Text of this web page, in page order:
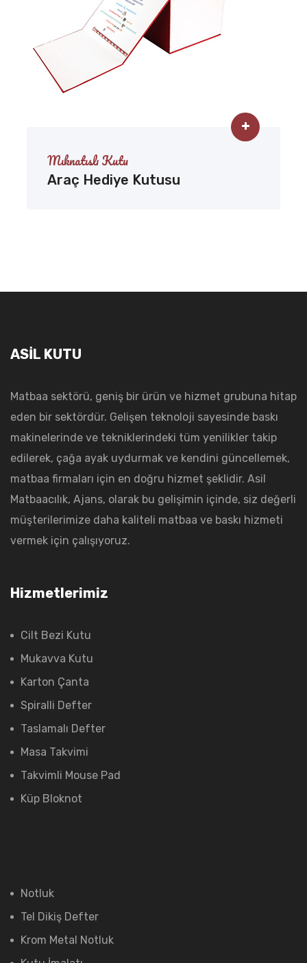
Mıknatıslı Kutu
Araç Hediye Kutusu
ASİL KUTU
Matbaa sektörü, geniş bir ürün ve hizmet grubuna hitap
eden bir sektördür. Gelişen teknoloji sayesinde baskı
makinelerinde ve tekniklerindeki tüm yenilikler takip
edilerek, çağa ayak uydurmak ve kendini güncellemek,
matbaa firmaları için en doğru hizmet şeklidir. Asil
Matbaacılık, Ajans, olarak bu gelişimin içinde, siz değerli
müşterilerimize daha kaliteli matbaa ve baskı hizmeti
vermek için çalışıyoruz.
Hizmetlerimiz
Cilt Bezi Kutu
Mukavva Kutu
Karton Çanta
Spiralli Defter
Taslamalı Defter
Masa Takvimi
Takvimli Mouse Pad
Küp Bloknot
Notluk
Tel Dikiş Defter
Krom Metal Notluk